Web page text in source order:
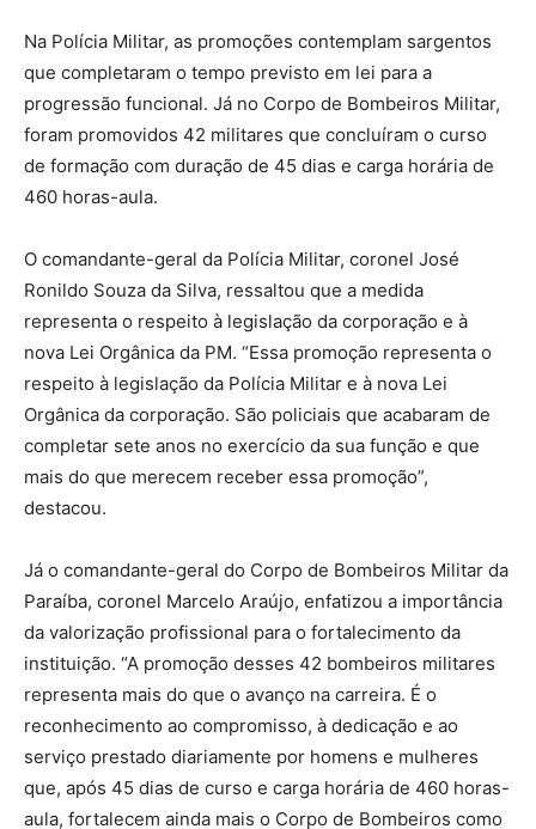
Na Polícia Militar, as promoções contemplam sargentos
que completaram o tempo previsto em lei para a
progressão funcional. Já no Corpo de Bombeiros Militar,
foram promovidos 42 militares que concluíram o curso
de formação com duração de 45 dias e carga horária de
460 horas-aula.
O comandante-geral da Polícia Militar, coronel José
Ronildo Souza da Silva, ressaltou que a medida
representa o respeito à legislação da corporação e à
nova Lei Orgânica da PM. “Essa promoção representa o
respeito à legislação da Polícia Militar e à nova Lei
Orgânica da corporação. São policiais que acabaram de
completar sete anos no exercício da sua função e que
mais do que merecem receber essa promoção”,
destacou.
Já o comandante-geral do Corpo de Bombeiros Militar da
Paraíba, coronel Marcelo Araújo, enfatizou a importância
da valorização profissional para o fortalecimento da
instituição. “A promoção desses 42 bombeiros militares
representa mais do que o avanço na carreira. É o
reconhecimento ao compromisso, à dedicação e ao
serviço prestado diariamente por homens e mulheres
que, após 45 dias de curso e carga horária de 460 horas-
aula, fortalecem ainda mais o Corpo de Bombeiros como